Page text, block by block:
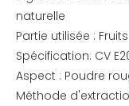
naturelle
Partie utilisée : Fruits
Spécification: CV
Aspect : Poudre
Méthode